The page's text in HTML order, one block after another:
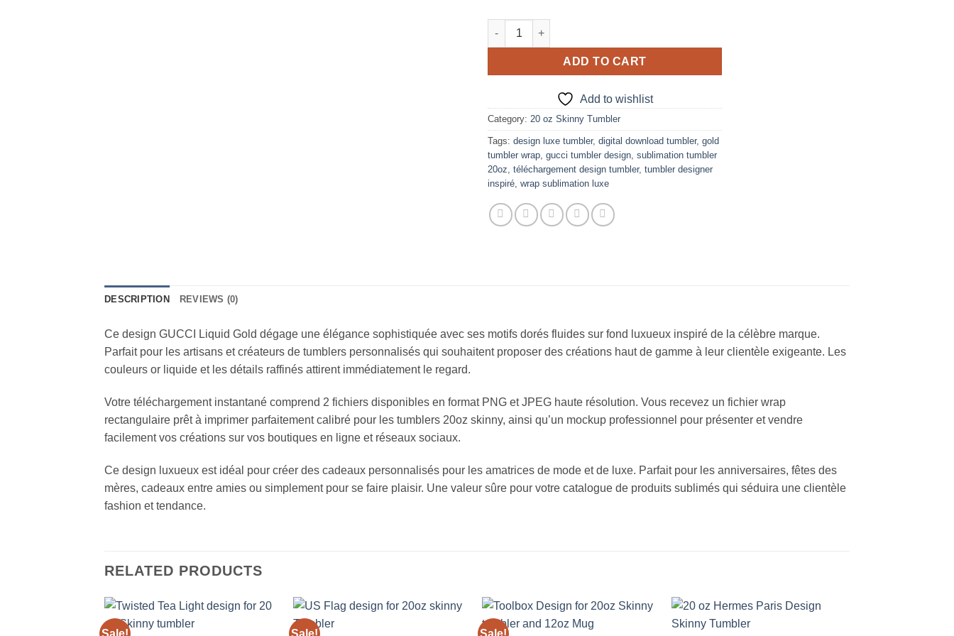
GUCCI Liquid Gold design for 20oz tumbler quantity
ADD TO CART
Add to wishlist
Category: 20 oz Skinny Tumbler
Tags: design luxe tumbler, digital download tumbler, gold
tumbler wrap gucci tumbler design sublimation tumbler
20oz téléchargement design tumbler, tumbler designer
inspiré wrap sublimation luxe
DESCRIPTION REVIEWS (0)
Ce design GUCCI Liquid Gold dégage une élégance sophistiquée avec ses motifs dorés fluides sur fond luxueux inspiré de la célèbre marque.
Parfait pour les artisans et créateurs de tumblers personnalisés qui souhaitent proposer des créations haut de gamme à leur clientèle exigeante. Les
couleurs or liquide et les détails raffinés attirent immédiatement le regard.
Votre téléchargement instantané comprend 2 fichiers disponibles en format PNG et JPEG haute résolution. Vous recevez un fichier wrap
rectangulaire prêt à imprimer parfaitement calibré pour les tumblers 20oz skinny, ainsi qu’un mockup professionnel pour présenter et vendre
facilement vos créations sur vos boutiques en ligne et réseaux sociaux.
Ce design luxueux est idéal pour créer des cadeaux personnalisés pour les amatrices de mode et de luxe. Parfait pour les anniversaires, fêtes des
mères, cadeaux entre amies ou simplement pour se faire plaisir. Une valeur sûre pour votre catalogue de produits sublimés qui séduira une clientèle
fashion et tendance.
RELATED PRODUCTS
Sale! Sale! Sale!